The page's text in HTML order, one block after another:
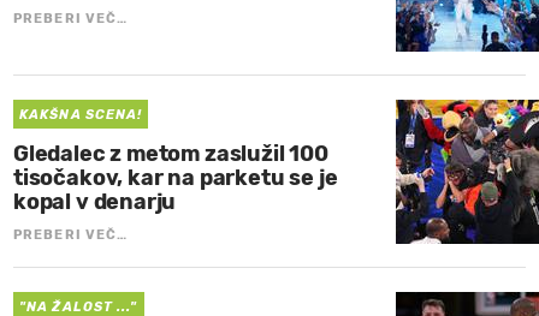
PREBERI VEČ…
KAKŠNA SCENA!
Gledalec z metom zaslužil 100
tisočakov, kar na parketu se je
kopal v denarju
PREBERI VEČ…
"NA ŽALOST ..."